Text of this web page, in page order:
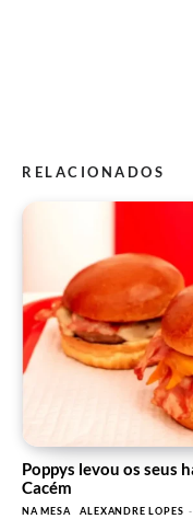
RELACIONADOS
Poppys levou os seus
Cacém
NA MESA ALEXANDRE LOPES -